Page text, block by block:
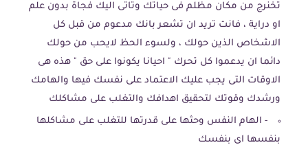
تخنرج من مكان مظلم فى حياتك وتاتى اليك فجاة بدون علم
او دراية ، فانت تريد ان تشعر بانك مدعوم من قبل كل
الاشخاص الذين حولك ، ولسوء الحظ لايحب من حولك
دائما ان يدعموا كل تحرك " احيانا يكونوا على حق " هذه هى
الاوقات التى يجب عليك الاعتماد على نفسك فيها والهامك
ورشدك وقوتك لتحقيق اهدافك والتغلب على مشاكلك
- الهام النفس وحثها على قدرتها للتغلب على مشاكلها
بنفسها اى بنفسك